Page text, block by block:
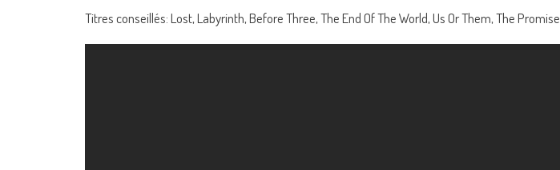
Titres conseillés: Lost, Labyrinth, Before Three, The End Of The World, Us Or Them, The Promise